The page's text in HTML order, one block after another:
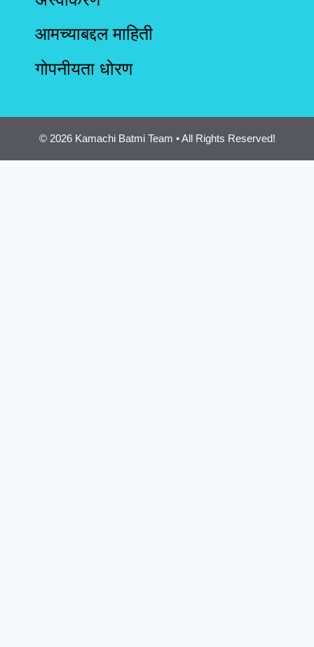
आमच्याबद्दल माहिती
गोपनीयता धोरण
© 2026 Kamachi Batmi Team • All Rights Reserved!